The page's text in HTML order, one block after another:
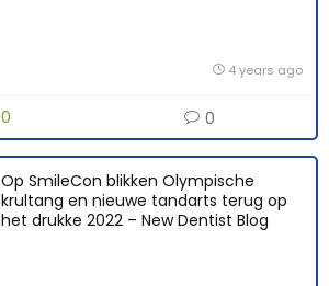
4 years ago
0 0
Op SmileCon blikken Olympische
krultang en nieuwe tandarts terug op
het drukke 2022 – New Dentist Blog